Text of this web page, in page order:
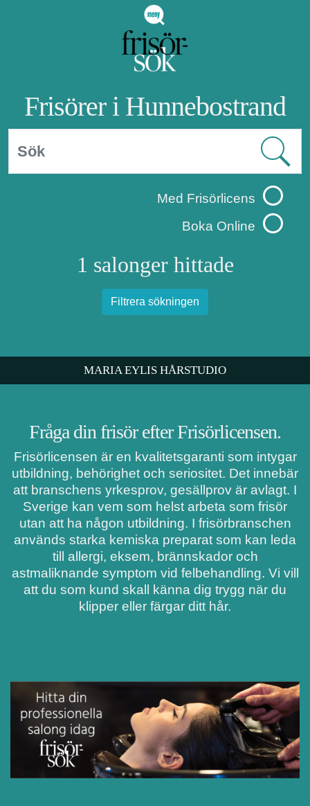
Frisörer i Hunnebostrand
Med Frisörlicens
Boka Online
1 salonger hittade
Filtrera sökningen
MARIA EYLIS HÅRSTUDIO
Fråga din frisör efter Frisörlicensen.
Frisörlicensen är en kvalitetsgaranti som intygar
utbildning, behörighet och seriositet. Det innebär
att branschens yrkesprov, gesällprov är avlagt. I
Sverige kan vem som helst arbeta som frisör
utan att ha någon utbildning. I frisörbranschen
används starka kemiska preparat som kan leda
till allergi, eksem, brännskador och
astmaliknande symptom vid felbehandling. Vi vill
att du som kund skall känna dig trygg när du
klipper eller färgar ditt hår.